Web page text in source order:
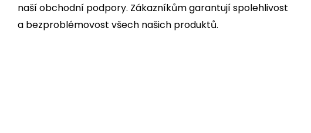
naší obchodní podpory. Zákazníkům garantují spolehlivost
a bezproblémovost všech našich produktů.